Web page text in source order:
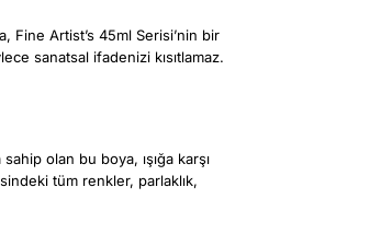
Fine Artist’s 45ml Serisi’nin bir
sanatsal ifadenizi kısıtlamaz.
olan bu boya, ışığa karşı
tüm renkler, parlaklık,